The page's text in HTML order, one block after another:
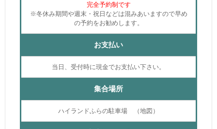
完全予約制です
※冬休み期間や週末・祝日などは混みあいますので早め
の予約をお勧めします。
お支払い
当日、受付時に現金でお支払い下さい。
集合場所
ハイランドふらの駐車場 （地図）